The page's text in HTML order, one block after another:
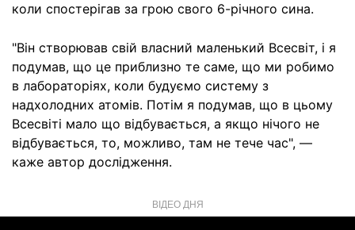
коли спостерігав за грою свого 6-річного сина.
"Він створював свій власний маленький Всесвіт, і я
подумав, що це приблизно те саме, що ми робимо
в лабораторіях, коли будуємо систему з
надхолодних атомів. Потім я подумав, що в цьому
Всесвіті мало що відбувається, а якщо нічого не
відбувається, то, можливо, там не тече час", —
каже автор дослідження.
ВІДЕО ДНЯ